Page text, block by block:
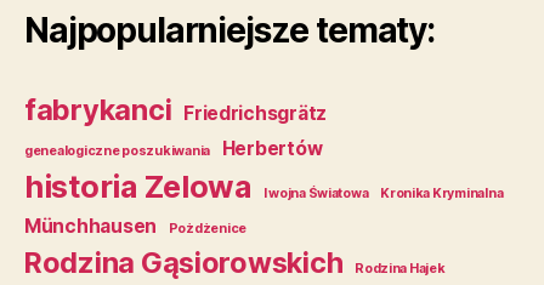
Najpopularniejsze tematy:
fabrykanci Friedrichsgrätz
genealogiczne poszukiwania Herbertów
historia Zelowa I wojna Światowa Kronika Kryminalna
Münchhausen Pożdżenice
Rodzina Gąsiorowskich Rodzina Hajek